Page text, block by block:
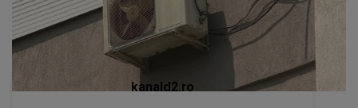
kanald2.ro